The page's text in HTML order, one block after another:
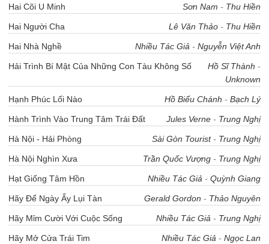
Hai Cõi U Minh Sơn Nam - Thu Hiền
Hai Người Cha Lê Văn Thảo - Thu Hiền
Hai Nhà Nghề Nhiều Tác Giả - Nguyễn Việt Anh
Hải Trình Bí Mật Của Những Con Tàu Không Số Hồ Sĩ Thành -
Unknown
Hạnh Phúc Lối Nào Hồ Biểu Chánh - Bạch Lý
Hành Trình Vào Trung Tâm Trái Đất Jules Verne - Trung Nghị
Hà Nội - Hải Phòng Sài Gòn Tourist- Trung Nghị
Hà Nội Nghìn Xưa Trần Quốc Vượng - Trung Nghị
Hạt Giống Tâm Hồn Nhiều Tác Giả - Quỳnh Giang
Hãy Để Ngày Ấy Lụi Tàn Gerald Gordon - Thảo Nguyên
Hãy Mỉm Cười Với Cuộc Sống Nhiều Tác Giả - Trung Nghị
Hãy Mở Cửa Trái Tim Nhiều Tác Giả - Ngọc Lan